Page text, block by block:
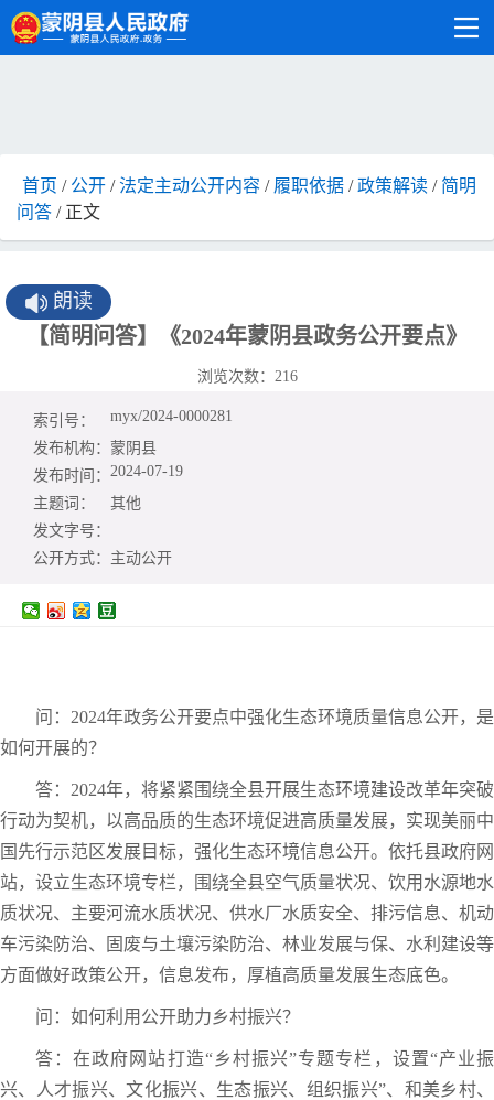
首页 / 公开 /法定主动公开内容 / 履职依据 /政策解读 / 简明
问答 / 正文
朗读
【简明问答】《2024年蒙阴县政务公开要点》
浏览次数： 216
索引号：
myx/2024-0000281
发布机构： 蒙阴县
发布时间： 2024-07-19
主题词：
其他
发文字号：
公开方式： 主动公开
问：2024年政务公开要点中强化生态环境质量信息公开，是
如何开展的？
答：2024年，将紧紧围绕全县开展生态环境建设改革年突破
行动为契机，以高品质的生态环境促进高质量发展，实现美丽中
国先行示范区发展目标，强化生态环境信息公开。依托县政府网
站，设立生态环境专栏，围绕全县空气质量状况、饮用水源地水
质状况、主要河流水质状况、供水厂水质安全、排污信息、机动
车污染防治、固废与土壤污染防治、林业发展与保、水利建设等
方面做好政策公开，信息发布，厚植高质量发展生态底色。
问：如何利用公开助力乡村振兴？
答：在政府网站打造“乡村振兴”专题专栏，设置“产业振
兴、人才振兴、文化振兴、生态振兴、组织振兴”、和美乡村、